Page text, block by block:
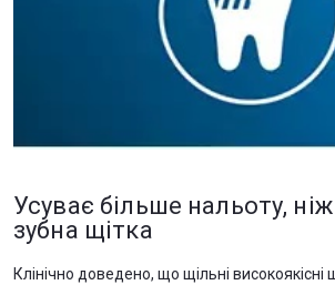
Усуває більше нальоту,
зубна щітка
Клінічно доведено, що щільні